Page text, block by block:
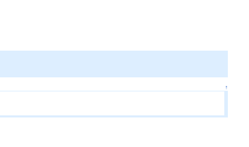
↑